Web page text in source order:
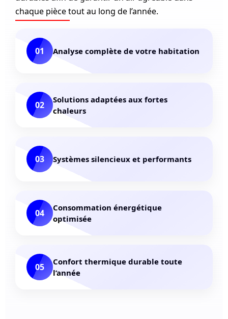
chaque pièce tout au long de l’année.
01 Analyse complète de votre habitation
02
Solutions adaptées aux fortes
chaleurs
03 Systèmes silencieux et performants
04
Consommation énergétique
optimisée
05
Confort thermique durable toute
l’année